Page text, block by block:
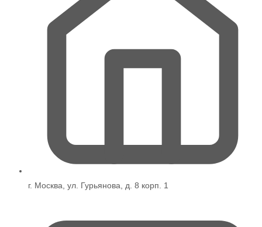
г. Москва, ул. Гурьянова, д. 8 корп. 1